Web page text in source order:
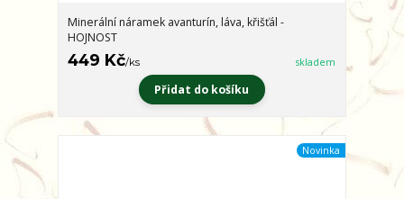
Minerální náramek avanturín, láva, křišťál -
HOJNOST
449 Kč/ks skladem
Přidat do košíku
Novinka